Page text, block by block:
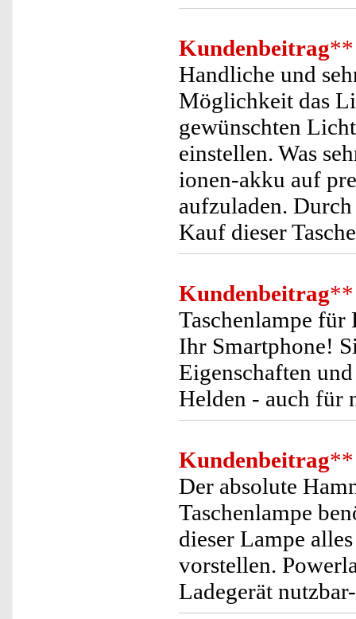
Kundenbeitrag**
Handliche und
Möglichkeit das
gewünschten
einstellen. Was
ionen-akku auf
aufzuladen.
Kauf dieser
Kundenbeitrag**
Taschenlampe
Ihr Smartphone!
Eigenschaften
Helden - auch für
Kundenbeitrag**
Der absolute
Taschenlampe
dieser Lampe
vorstellen.
Ladegerät